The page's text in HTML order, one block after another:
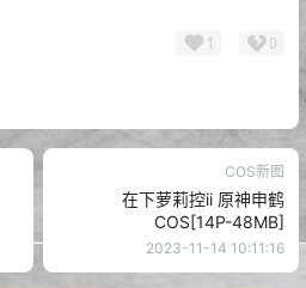
1 0
COS新图
在下萝莉控ii 原神申鹤
COS[14P-48MB]
2023-11-14 10:11:16